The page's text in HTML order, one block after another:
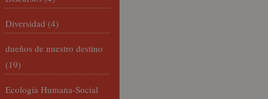
Diversidad (4)
dueños de nuestro destino
(19)
Ecología Humana-Social